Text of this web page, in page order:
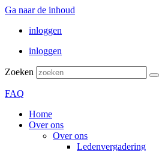
Ga naar de inhoud
inloggen
inloggen
Zoeken
FAQ
Home
Over ons
Over ons
Ledenvergadering